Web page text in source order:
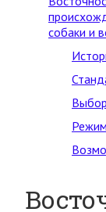
собаки и